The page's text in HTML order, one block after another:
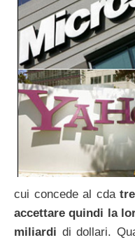
cui concede al cda
accettare quindi la
miliardi di dollari.